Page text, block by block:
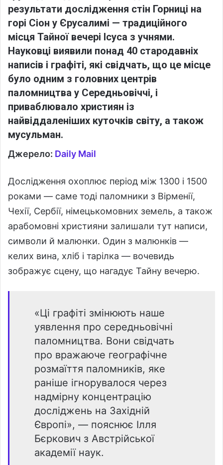
результати дослідження стін Горниці на
горі Сіон у Єрусалимі — традиційного
місця Тайної вечері Ісуса з учнями.
Науковці виявили понад 40 стародавніх
написів і графіті, які свідчать, що це місце
було одним з головних центрів
паломництва у Середньовіччі, і
приваблювало християн із
найвіддаленіших куточків світу, а також
мусульман.
Джерело: Daily Mail
Дослідження охоплює період між 1300 і 1500
роками — саме тоді паломники з Вірменії,
Чехії, Сербії, німецькомовних земель, а також
арабомовні християни залишали тут написи,
символи й малюнки. Один з малюнків —
келих вина, хліб і тарілка — вочевидь
зображує сцену, що нагадує Тайну вечерю.
«Ці графіті змінюють наше
уявлення про середньовічні
паломництва. Вони свідчать
про вражаюче географічне
розмаїття паломників, яке
раніше ігнорувалося через
надмірну концентрацію
досліджень на Західній
Європі», — пояснює Ілля
Бєркович з Австрійської
академії наук.